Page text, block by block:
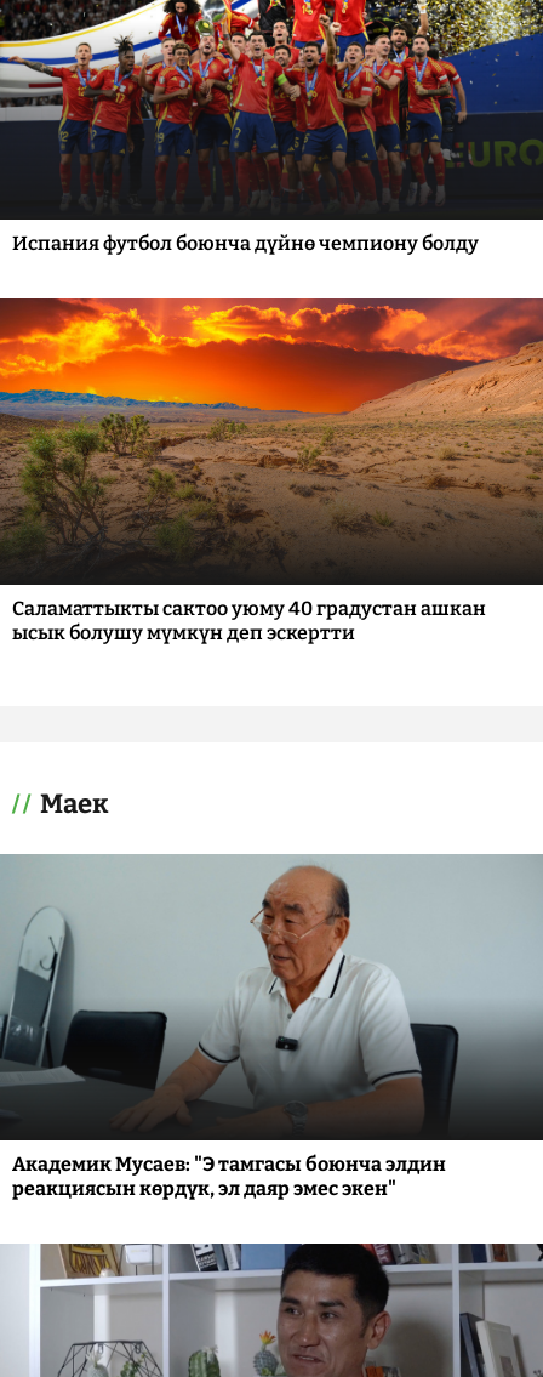
Испания футбол боюнча дүйнө чемпиону болду
Саламаттыкты сактоо уюму 40 градустан ашкан
ысык болушу мүмкүн деп эскертти
Маек
Академик Мусаев: "Э тамгасы боюнча элдин
реакциясын көрдүк, эл даяр эмес экен"